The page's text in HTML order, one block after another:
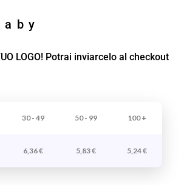
LOGO! Potrai inviarcelo al checkout
30 - 49 50 - 99 100 +
6,36€ 5,83€ 5,24€